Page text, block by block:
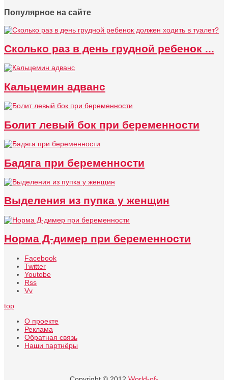
Популярное на сайте
Сколько раз в день грудной ребенок ...
Кальцемин адванс
Болит левый бок при беременности
Бадяга при беременности
Выделения из пупка у женщин
Норма Д-димер при беременности
Facebook
Twitter
Youtobe
Rss
Vv
top
О проекте
Реклама
Обратная связь
Наши партнёры